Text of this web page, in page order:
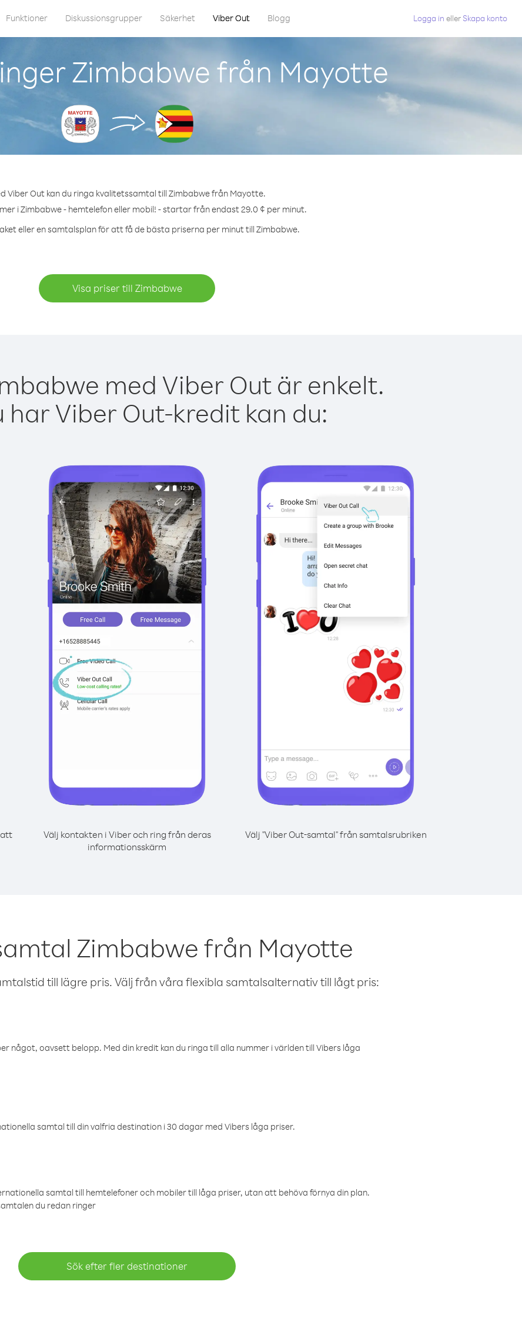
Funktioner Diskussionsgrupper Säkerhet Viber Out Blogg Logga in eller Skapa konto
Zimbabwe från Mayotte
Viber Out kan du ringa kvalitetssamtal till Zimbabwe från Mayotte.
i Zimbabwe - hemtelefon eller mobil! - startar från endast 29.0 ¢ per minut.
eller en samtalsplan för att få de bästa priserna per minut till Zimbabwe.
Visa priser till Zimbabwe
med Viber Out är enkelt.
har Viber Out-kredit kan du:
Välj kontakten i Viber och ring från deras
informationsskärm
Välj "Viber Out-samtal" från samtalsrubriken
Zimbabwe från Mayotte
till lägre pris. Välj från våra flexibla samtalsalternativ till lågt pris:
något, oavsett belopp. Med din kredit kan du ringa till alla nummer i världen till Vibers låga
samtal till din valfria destination i 30 dagar med Vibers låga priser.
samtal till hemtelefoner och mobiler till låga priser, utan att behöva förnya din plan.
du redan ringer
Sök efter fler destinationer